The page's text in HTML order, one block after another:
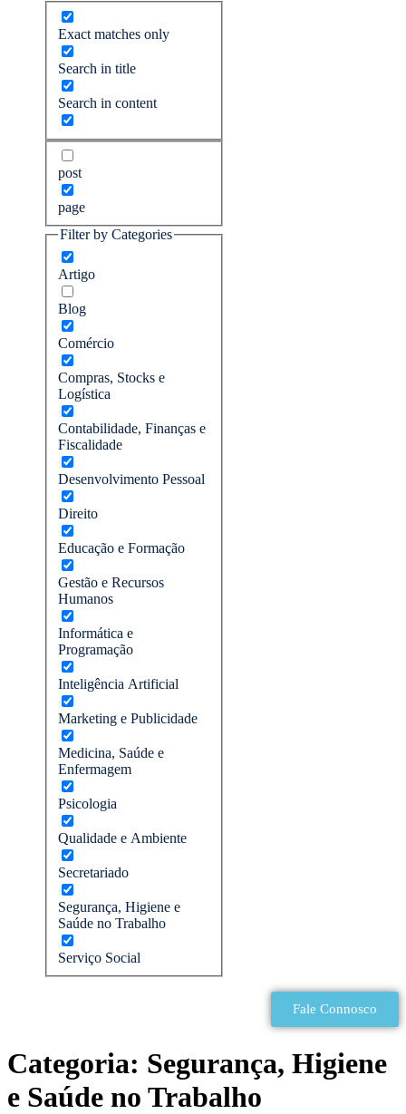
Exact matches only
Search in title
Search in content
post
page
Filter by Categories
Artigo
Blog
Comércio
Compras, Stocks e
Logística
Contabilidade, Finanças e
Fiscalidade
Desenvolvimento Pessoal
Direito
Educação e Formação
Gestão e Recursos
Humanos
Informática e
Programação
Inteligência Artificial
Marketing e Publicidade
Medicina, Saúde e
Enfermagem
Psicologia
Qualidade e Ambiente
Secretariado
Segurança, Higiene e
Saúde no Trabalho
Serviço Social
Fale Connosco
Categoria: Segurança, Higiene
e Saúde no Trabalho